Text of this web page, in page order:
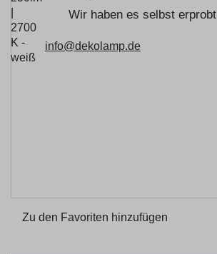
Wir haben es selbst erprobt
info@dekolamp.de
Zu den Favoriten hinzufügen